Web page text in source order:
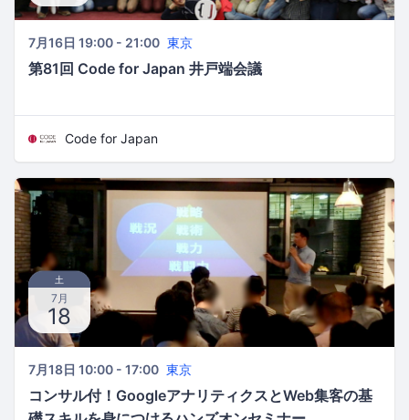
7月16日 19:00 - 21:00 東京
第81回 Code for Japan 井戸端会議
Code for Japan
土
7月
18
7月18日 10:00 - 17:00 東京
コンサル付！GoogleアナリティクスとWeb集客の基